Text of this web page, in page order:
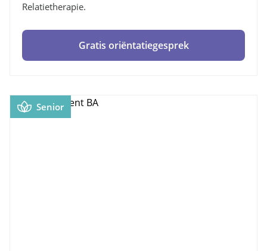
Relatietherapie.
Gratis oriëntatiegesprek
Senior